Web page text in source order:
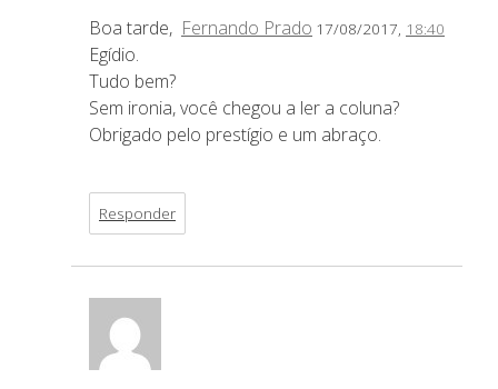
Fernando Prado 17/08/2017, 18:40
Boa tarde,
Egídio.
Tudo bem?
Sem ironia, você chegou a ler a coluna?
Obrigado pelo prestígio e um abraço.
Responder